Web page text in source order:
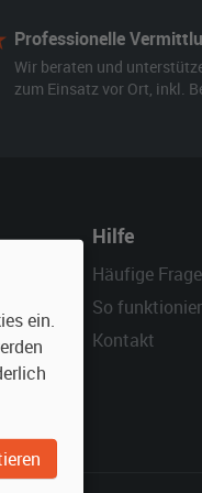
Professionelle
Wir beraten und
zum Einsatz vor Ort, inkl.
Hilfe
Häufige
So
Kontakt
ein.